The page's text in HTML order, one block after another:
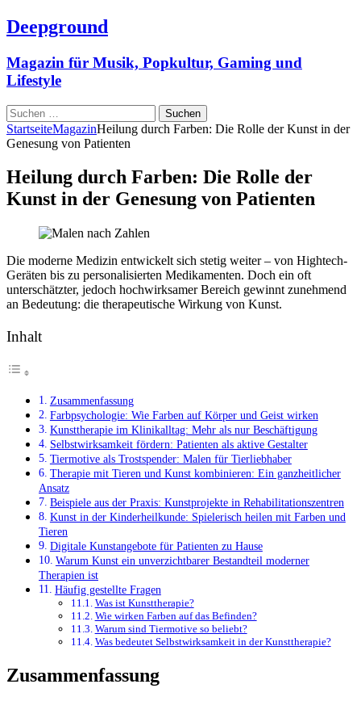
Deepground
Magazin für Musik, Popkultur, Gaming und
Lifestyle
Suchen
nach:
StartseiteMagazinHeilung durch Farben: Die Rolle der Kunst in der
Genesung von Patienten
Heilung durch Farben: Die Rolle der
Kunst in der Genesung von Patienten
Die moderne Medizin entwickelt sich stetig weiter – von Hightech-
Geräten bis zu personalisierten Medikamenten. Doch ein oft
unterschätzter, jedoch hochwirksamer Bereich gewinnt zunehmend
an Bedeutung: die therapeutische Wirkung von Kunst.
Inhalt
Zusammenfassung
Farbpsychologie: Wie Farben auf Körper und Geist wirken
Kunsttherapie im Klinikalltag: Mehr als nur Beschäftigung
Selbstwirksamkeit fördern: Patienten als aktive Gestalter
Tiermotive als Trostspender: Malen für Tierliebhaber
Therapie mit Tieren und Kunst kombinieren: Ein ganzheitlicher
Ansatz
Beispiele aus der Praxis: Kunstprojekte in Rehabilitationszentren
Kunst in der Kinderheilkunde: Spielerisch heilen mit Farben und
Tieren
Digitale Kunstangebote für Patienten zu Hause
Warum Kunst ein unverzichtbarer Bestandteil moderner
Therapien ist
Häufig gestellte Fragen
Was ist Kunsttherapie?
Wie wirken Farben auf das Befinden?
Warum sind Tiermotive so beliebt?
Was bedeutet Selbstwirksamkeit in der Kunsttherapie?
Zusammenfassung